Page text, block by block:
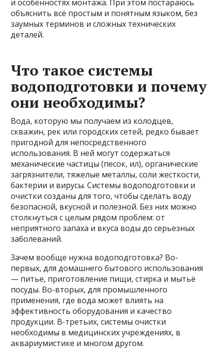
и особенностях монтажа. При этом постараюсь
объяснить всё простым и понятным языком, без
заумных терминов и сложных технических
деталей.
Что такое системы
водоподготовки и почему
они необходимы?
Вода, которую мы получаем из колодцев,
скважин, рек или городских сетей, редко бывает
пригодной для непосредственного
использования. В ней могут содержаться
механические частицы (песок, ил), органические
загрязнители, тяжелые металлы, соли жесткости,
бактерии и вирусы. Системы водоподготовки и
очистки созданы для того, чтобы сделать воду
безопасной, вкусной и полезной. Без них можно
столкнуться с целым рядом проблем: от
неприятного запаха и вкуса воды до серьезных
заболеваний.
Зачем вообще нужна водоподготовка? Во-
первых, для домашнего бытового использования
— питье, приготовление пищи, стирка и мытьё
посуды. Во-вторых, для промышленного
применения, где вода может влиять на
эффективность оборудования и качество
продукции. В-третьих, системы очистки
необходимы в медицинских учреждениях, в
аквариумистике и многом другом.